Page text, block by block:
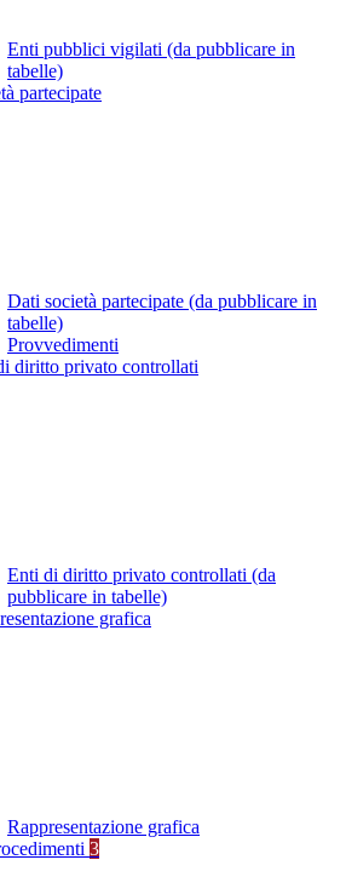
Enti pubblici vigilati (da pubblicare in
tabelle)
partecipate
Dati società partecipate (da pubblicare in
tabelle)
Provvedimenti
diritto privato controllati
Enti di diritto privato controllati (da
pubblicare in tabelle)
grafica
Rappresentazione grafica
3